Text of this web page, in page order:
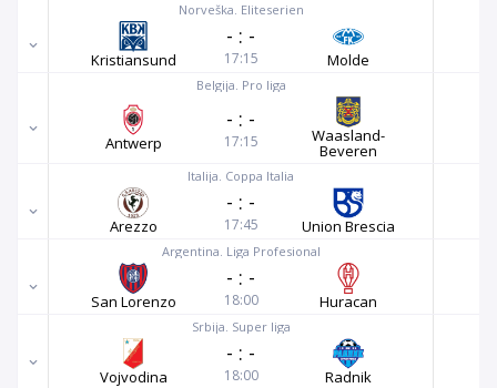
Norveška. Eliteserien
Kristiansund
- : -
17:15 Molde
Belgija. Pro liga
Antwerp
- : -
17:15 Waasland-
Beveren
Italija. Coppa Italia
Arezzo
- : -
17:45 Union Brescia
Argentina. Liga Profesional
San Lorenzo
- : -
18:00 Huracan
Srbija. Super liga
Vojvodina
- : -
18:00 Radnik